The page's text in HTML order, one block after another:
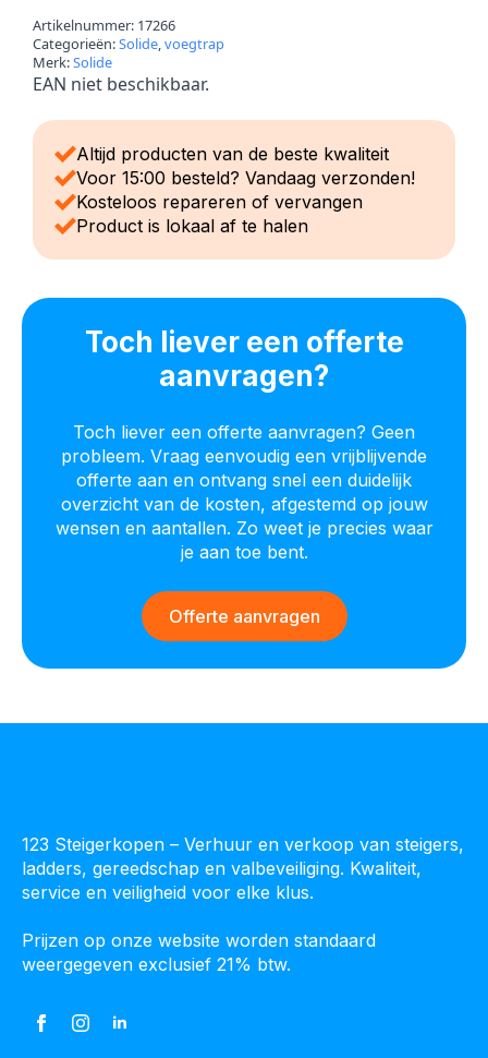
Artikelnummer: 17266
Categorieën:Solide,voegtrap
Merk:Solide
EAN niet beschikbaar.
Altijd producten van de beste kwaliteit
Voor 15:00 besteld? Vandaag verzonden!
Kosteloos repareren of vervangen
Product is lokaal af te halen
Toch liever een offerte
aanvragen?
Toch liever een offerte aanvragen? Geen
probleem. Vraag eenvoudig een vrijblijvende
offerte aan en ontvang snel een duidelijk
overzicht van de kosten, afgestemd op jouw
wensen en aantallen. Zo weet je precies waar
je aan toe bent.
Offerte aanvragen
123 Steigerkopen – Verhuur en verkoop van steigers,
ladders, gereedschap en valbeveiliging. Kwaliteit,
service en veiligheid voor elke klus.
Prijzen op onze website worden standaard
weergegeven exclusief 21% btw.